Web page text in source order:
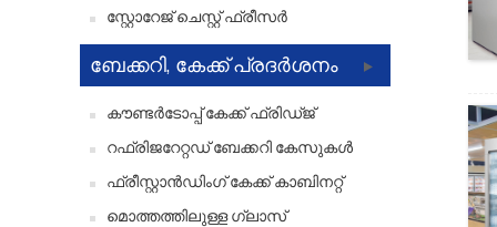
സ്റ്റോറേജ് ചെസ്റ്റ് ഫ്രീസർ
ബേക്കറി, കേക്ക് പ്രദർശനം
കൗണ്ടർടോപ്പ് കേക്ക് ഫ്രിഡ്ജ്
റഫ്രിജറേറ്റഡ് ബേക്കറി കേസുകൾ
ഫ്രീസ്റ്റാൻഡിംഗ് കേക്ക് കാബിനറ്റ്
മൊത്തത്തിലുള്ള ഗ്ലാസ്